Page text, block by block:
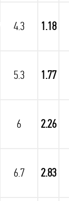
4.3 1.18
5.3 1.77
6 2.26
6.7 2.83